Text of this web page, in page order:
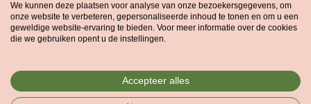
Groenprint is onderdeel van dePrintvisie Groep
van de certificering van Printvisie voor drukwerk geproduceerd in
We kunnen deze plaatsen voor analyse van onze bezoekersgegevens, om
onze website te verbeteren, gepersonaliseerde inhoud te tonen en om u een
geweldige website-ervaring te bieden. Voor meer informatie over de cookies
die we gebruiken opent u de instellingen.
Accepteer alles